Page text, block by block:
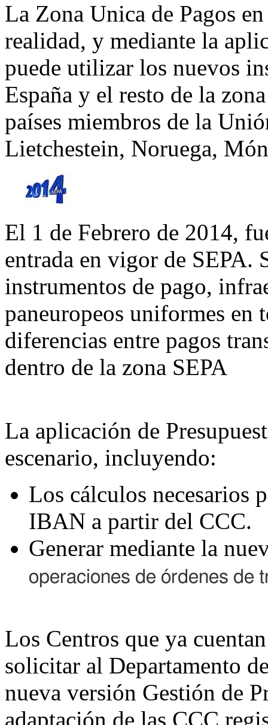
La Zona Unica de Pagos
realidad, y mediante la
puede utilizar los nuevos
España y el resto de la
países miembros de la
Lietchestein, Noruega,
El 1 de Febrero de 2014,
entrada en vigor de SEPA.
instrumentos de pago,
paneuropeos uniformes en
diferencias entre pagos
dentro de la zona SEPA
La aplicación de
escenario, incluyendo:
Los cálculos necesarios
IBAN a partir del CCC.
Generar mediante la
operaciones de órdenes de
Los Centros que ya
solicitar al Departamento
nueva versión Gestión de
adaptación de las CCC